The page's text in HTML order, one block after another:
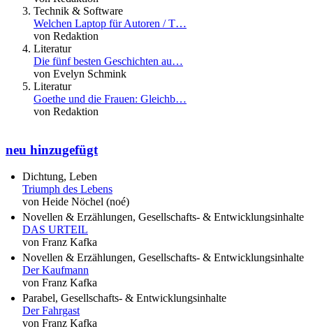
Technik & Software
Welchen Laptop für Autoren / T…
von Redaktion
Literatur
Die fünf besten Geschichten au…
von Evelyn Schmink
Literatur
Goethe und die Frauen: Gleichb…
von Redaktion
neu hinzugefügt
Dichtung, Leben
Triumph des Lebens
von Heide Nöchel (noé)
Novellen & Erzählungen, Gesellschafts- & Entwicklungsinhalte
DAS URTEIL
von Franz Kafka
Novellen & Erzählungen, Gesellschafts- & Entwicklungsinhalte
Der Kaufmann
von Franz Kafka
Parabel, Gesellschafts- & Entwicklungsinhalte
Der Fahrgast
von Franz Kafka